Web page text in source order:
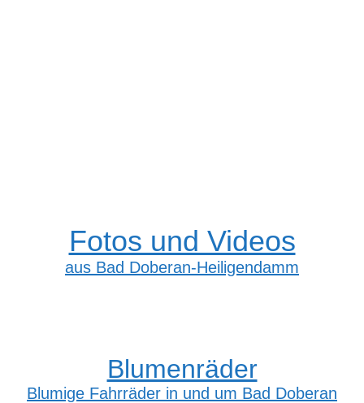
Fotos und Videos
aus Bad Doberan-Heiligendamm
Blumenräder
Blumige Fahrräder in und um Bad Doberan